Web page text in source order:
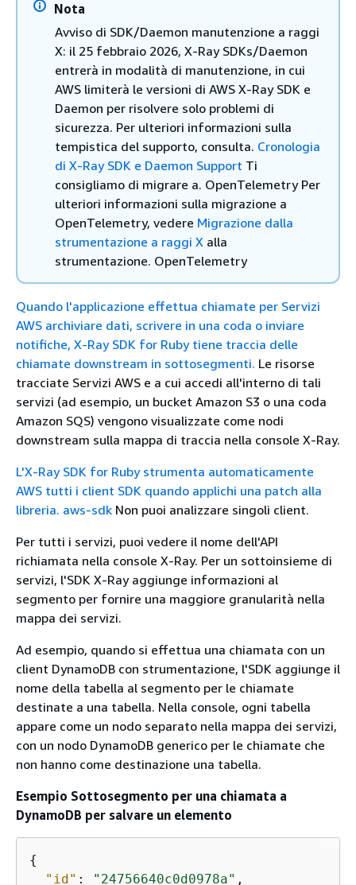
Nota
Avviso di SDK/Daemon manutenzione a raggi
X: il 25 febbraio 2026, X-Ray SDKs/Daemon
entrerà in modalità di manutenzione, in cui
AWS limiterà le versioni di AWS X-Ray SDK e
Daemon per risolvere solo problemi di
sicurezza. Per ulteriori informazioni sulla
tempistica del supporto, consulta. Cronologia
di X-Ray SDK e Daemon Support Ti
consigliamo di migrare a. OpenTelemetry Per
ulteriori informazioni sulla migrazione a
OpenTelemetry, vedere Migrazione dalla
strumentazione a raggi X alla
strumentazione. OpenTelemetry
Quando l'applicazione effettua chiamate per Servizi
AWS archiviare dati, scrivere in una coda o inviare
notifiche, X-Ray SDK for Ruby tiene traccia delle
chiamate downstream in sottosegmenti. Le risorse
tracciate Servizi AWS e a cui accedi all'interno di tali
servizi (ad esempio, un bucket Amazon S3 o una coda
Amazon SQS) vengono visualizzate come nodi
downstream sulla mappa di traccia nella console X-Ray.
L'X-Ray SDK for Ruby strumenta automaticamente
AWS tutti i client SDK quando applichi una patch alla
libreria. aws-sdk Non puoi analizzare singoli client.
Per tutti i servizi, puoi vedere il nome dell'API
richiamata nella console X-Ray. Per un sottoinsieme di
servizi, l'SDK X-Ray aggiunge informazioni al
segmento per fornire una maggiore granularità nella
mappa dei servizi.
Ad esempio, quando si effettua una chiamata con un
client DynamoDB con strumentazione, l'SDK aggiunge il
nome della tabella al segmento per le chiamate
destinate a una tabella. Nella console, ogni tabella
appare come un nodo separato nella mappa dei servizi,
con un nodo DynamoDB generico per le chiamate che
non hanno come destinazione una tabella.
Esempio Sottosegmento per una chiamata a
DynamoDB per salvare un elemento
{
"id" : "24756640c0d0978a" ,